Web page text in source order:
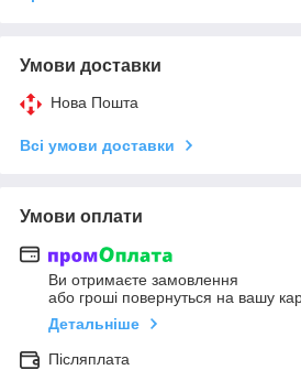
Умови доставки
Нова Пошта
Всі умови доставки
Умови оплати
Ви отримаєте замовлення
або гроші повернуться на вашу
Детальніше
Післяплата